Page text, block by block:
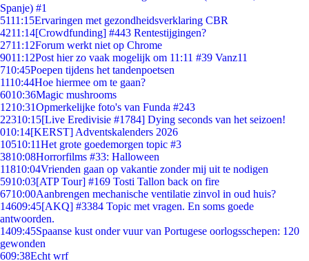
Spanje) #1
5111:15Ervaringen met gezondheidsverklaring CBR
4211:14[Crowdfunding] #443 Rentestijgingen?
2711:12Forum werkt niet op Chrome
9011:12Post hier zo vaak mogelijk om 11:11 #39 Vanz11
710:45Poepen tijdens het tandenpoetsen
1110:44Hoe hiermee om te gaan?
6010:36Magic mushrooms
1210:31Opmerkelijke foto's van Funda #243
22310:15[Live Eredivisie #1784] Dying seconds van het seizoen!
010:14[KERST] Adventskalenders 2026
10510:11Het grote goedemorgen topic #3
3810:08Horrorfilms #33: Halloween
11810:04Vrienden gaan op vakantie zonder mij uit te nodigen
5910:03[ATP Tour] #169 Tosti Tallon back on fire
6710:00Aanbrengen mechanische ventilatie zinvol in oud huis?
14609:45[AKQ] #3384 Topic met vragen. En soms goede
antwoorden.
1409:45Spaanse kust onder vuur van Portugese oorlogsschepen: 120
gewonden
609:38Echt wrf